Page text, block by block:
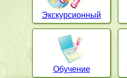
Экскурсионный
Обучение